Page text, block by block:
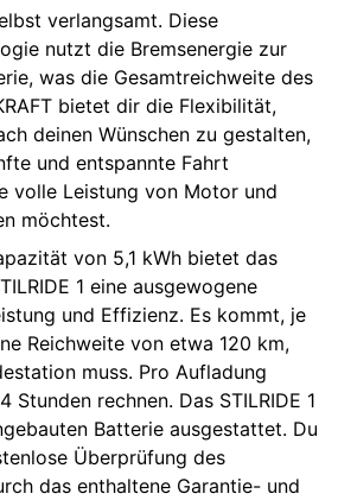
verlangsamt. Diese
nutzt die Bremsenergie zur
was die Gesamtreichweite des
bietet dir die Flexibilität,
deinen Wünschen zu gestalten,
und entspannte Fahrt
volle Leistung von Motor und
möchtest.
von 5,1 kWh bietet das
1 eine ausgewogene
und Effizienz. Es kommt, je
Reichweite von etwa 120 km,
muss. Pro Aufladung
Stunden rechnen. Das STILRIDE 1
Batterie ausgestattet. Du
Überprüfung des
das enthaltene Garantie- und